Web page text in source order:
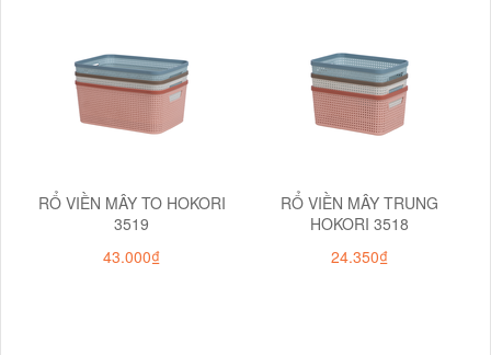
RỔ VIỀN MÂY TO HOKORI
3519
43.000₫
RỔ VIỀN MÂY TRUNG
HOKORI 3518
24.350₫